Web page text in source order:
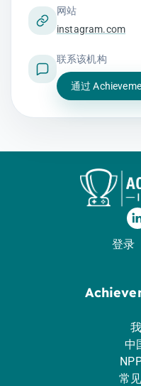
网站
instagram.com
联系该机构
通过
登录
中
常